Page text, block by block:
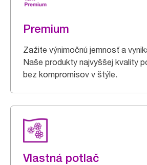
Premium
Zažite výnimočnú jemnosť a
Naše produkty najvyššej kvality
bez kompromisov v štýle.
Vlastná potlač